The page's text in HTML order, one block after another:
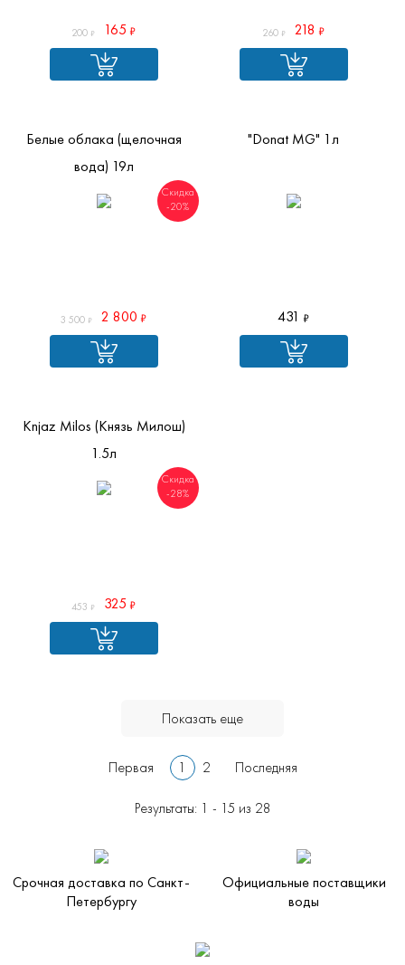
200 165 260 218
Белые облака (щелочная
вода) 19л
3 500 2 800
Скидка
-20%
"Donat MG" 1л
431
Knjaz Milos (Князь Милош)
1.5л
453 325
Скидка
-28%
Показать еще
Первая 1 2 Последняя
Результаты: 1 - 15 из 28
Срочная доставка по Санкт-
Петербургу
Официальные поставщики
воды